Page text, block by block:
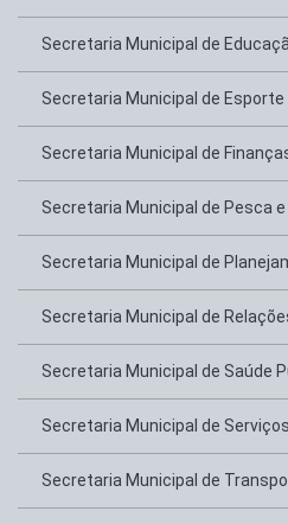
Secretaria Municipal de
Secretaria Municipal de Esporte
Secretaria Municipal de
Secretaria Municipal de Pesca
Secretaria Municipal de
Secretaria Municipal de
Secretaria Municipal de Saúde
Secretaria Municipal de
Secretaria Municipal de